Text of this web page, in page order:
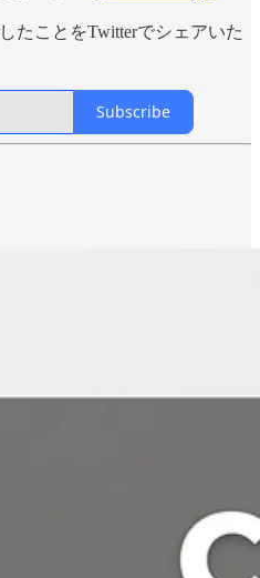
たことをTwitterでシェアいた
Subscribe